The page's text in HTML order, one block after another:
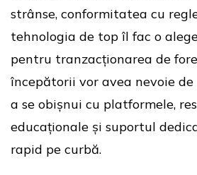
strânse, conformitatea cu
tehnologia de top îl fac o
pentru tranzacționarea de
începătorii vor avea nevoie
a se obișnui cu platformele,
educaționale și suportul
rapid pe curbă.